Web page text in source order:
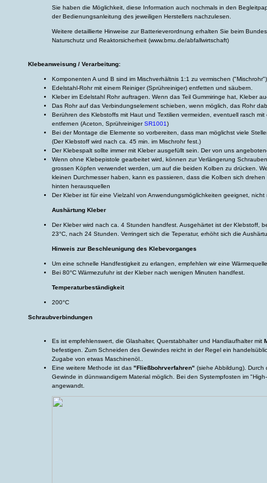
Sie haben die Möglichkeit, diese Information auch nochmals in den
der Bedienungsanleitung des jeweiligen Herstellers nachzulesen.
Weitere detaillierte Hinweise zur Batterieverordnung erhalten Sie beim
Naturschutz und Reaktorsicherheit (www.bmu.de/abfallwirtschaft)
Klebeanweisung / Verarbeitung:
Komponenten A und B sind im Mischverhältnis 1:1 zu vermischen
Edelstahl-Rohr mit einem Reiniger (Sprühreiniger) entfetten und säubern.
Kleber im Edelstahl Rohr auftragen. Wenn das Teil Gummiringe hat, Kleber
Das Rohr auf das Verbindungselement schieben, wenn möglich, das Rohr
Berühren des Klebstoffs mit Haut und Textilien vermeiden, eventuell rasch
entfernen (Aceton, SprühreinigerSR1001)
Bei der Montage die Elemente so vorbereiten, dass man möglichst viele
(Der Klebstoff wird nach ca. 45 min. im Mischrohr fest.)
Der Klebespalt sollte immer mit Kleber ausgefüllt sein. Der von uns
Wenn ohne Klebepistole gearbeitet wird, können zur Verlängerung
grossen Köpfen verwendet werden, um auf die beiden Kolben zu drücken.
kleinen Durchmesser haben, kann es passieren, dass die Kolben sich
hinten herausquellen
Der Kleber ist für eine Vielzahl von Anwendungsmöglichkeiten geeignet,
Aushärtung Kleber
Der Kleber wird nach ca. 4 Stunden handfest. Ausgehärtet ist der Klebstoff,
23°C, nach 24 Stunden. Verringert sich die Teperatur, erhöht sich die
Hinweis zur Beschleunigung des Klebevorganges
Um eine schnelle Handfestigkeit zu erlangen, empfehlen wir eine
Bei 80°C Wärmezufuhr ist der Kleber nach wenigen Minuten handfest.
Temperaturbeständigkeit
200°C
Schraubverbindungen
Es ist empfehlenswert, die Glashalter, Querstabhalter und Handlaufhalter mit
befestigen. Zum Schneiden des Gewindes reicht in der Regel ein
Zugabe von etwas Maschinenöl..
Eine weitere Methode ist das "Fließbohrverfahren" (siehe Abbildung).
Gewinde in dünnwandigem Material möglich. Bei den Systempfosten im
angewandt.